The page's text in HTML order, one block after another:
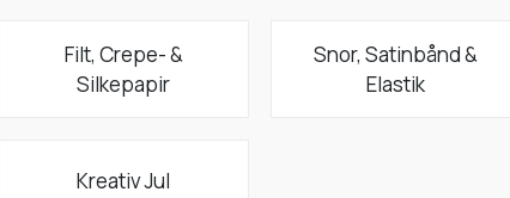
Filt, Crepe- &
Silkepapir
Snor, Satinbånd &
Elastik
Kreativ Jul